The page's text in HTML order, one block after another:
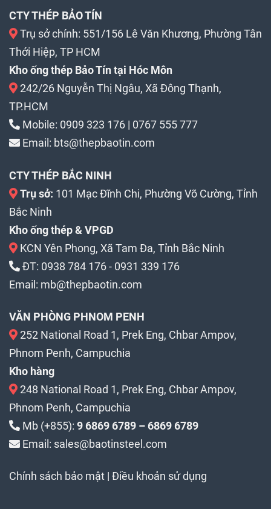
CTY THÉP BẢO TÍN
Trụ sở chính: 551/156 Lê Văn Khương, Phường Tân
Thới Hiệp, TP HCM
Kho ống thép Bảo Tín tại Hóc Môn
242/26 Nguyễn Thị Ngâu, Xã Đông Thạnh,
TP.HCM
Mobile: 0909 323 176 | 0767 555 777
Email: bts@thepbaotin.com
CTY THÉP BẮC NINH
Trụ sở: 101 Mạc Đĩnh Chi, Phường Võ Cường, Tỉnh
Bắc Ninh
Kho ống thép & VPGD
KCN Yên Phong, Xã Tam Đa, Tỉnh Bắc Ninh
ĐT: 0938 784 176- 0931 339 176
Email: mb@thepbaotin.com
VĂN PHÒNG PHNOM PENH
252 National Road 1, Prek Eng, Chbar Ampov,
Phnom Penh, Campuchia
Kho hàng
248 National Road 1, Prek Eng, Chbar Ampov,
Phnom Penh, Campuchia
Mb (+855): 9 6869 6789 – 6869 6789
Email: sales@baotinsteel.com
Chính sách bảo mật | Điều khoản sử dụng